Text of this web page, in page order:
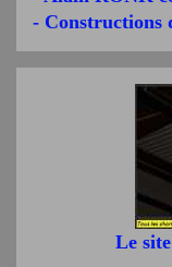
- Constructions
Le